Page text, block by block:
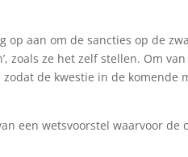
op aan om de sancties op de
zoals ze het zelf stellen. Om
zodat de kwestie in de
een wetsvoorstel waarvoor